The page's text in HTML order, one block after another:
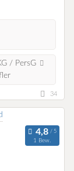
/ PersG
34
1 Bew.